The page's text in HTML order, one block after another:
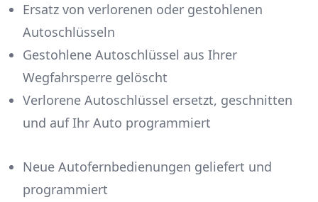
Ersatz von verlorenen oder gestohlenen
Autoschlüsseln
Gestohlene Autoschlüssel aus Ihrer
Wegfahrsperre gelöscht
Verlorene Autoschlüssel ersetzt, geschnitten
und auf Ihr Auto programmiert
Neue Autofernbedienungen geliefert und
programmiert